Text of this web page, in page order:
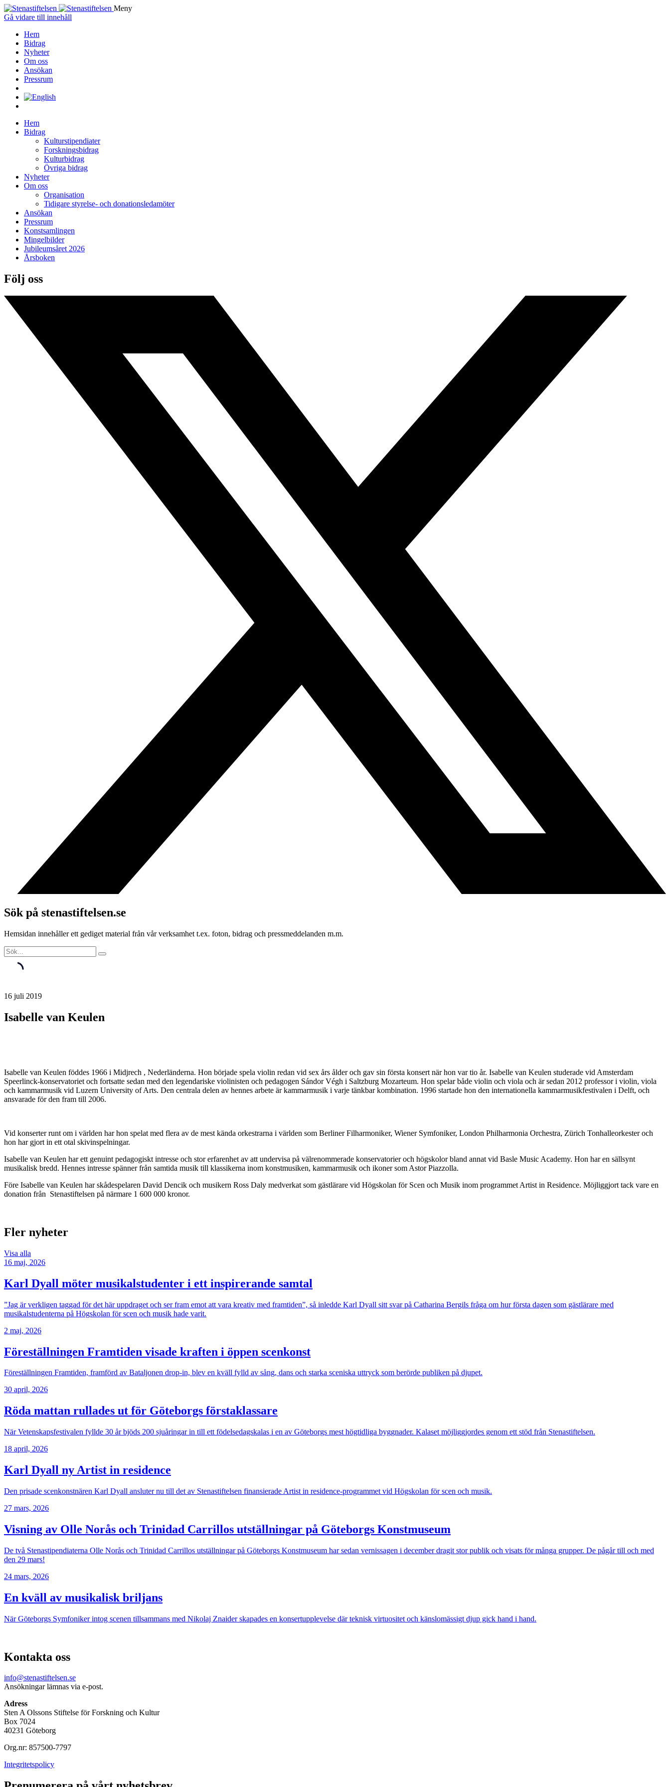
Meny
Gå vidare till innehåll
Hem
Bidrag
Nyheter
Om oss
Ansökan
Pressrum
Hem
Bidrag
Kulturstipendiater
Forskningsbidrag
Kulturbidrag
Övriga bidrag
Nyheter
Om oss
Organisation
Tidigare styrelse- och donationsledamöter
Ansökan
Pressrum
Konstsamlingen
Mingelbilder
Jubileumsåret 2026
Årsboken
Följ oss
Sök på stenastiftelsen.se
Hemsidan innehåller ett gediget material från vår verksamhet t.ex. foton, bidrag och pressmeddelanden m.m.
16 juli 2019
Isabelle van Keulen
Isabelle van Keulen föddes 1966 i Midjrech , Nederländerna. Hon började spela violin redan vid sex års ålder och gav sin första konsert när hon var tio år. Isabelle van Keulen studerade vid Amsterdam
Speerlinck-konservatoriet och fortsatte sedan med den legendariske violinisten och pedagogen Sándor Végh i Saltzburg Mozarteum. Hon spelar både violin och viola och är sedan 2012 professor i violin, viola
och kammarmusik vid Luzern University of Arts. Den centrala delen av hennes arbete är kammarmusik i varje tänkbar kombination. 1996 startade hon den internationella kammarmusikfestivalen i Delft, och
ansvarade för den fram till 2006.
Vid konserter runt om i världen har hon spelat med flera av de mest kända orkestrarna i världen som Berliner Filharmoniker, Wiener Symfoniker, London Philharmonia Orchestra, Zürich Tonhalleorkester och
hon har gjort in ett otal skivinspelningar.
Isabelle van Keulen har ett genuint pedagogiskt intresse och stor erfarenhet av att undervisa på välrenommerade konservatorier och högskolor bland annat vid Basle Music Academy. Hon har en sällsynt
musikalisk bredd. Hennes intresse spänner från samtida musik till klassikerna inom konstmusiken, kammarmusik och ikoner som Astor Piazzolla.
Före Isabelle van Keulen har skådespelaren David Dencik och musikern Ross Daly medverkat som gästlärare vid Högskolan för Scen och Musik inom programmet Artist in Residence. Möjliggjort tack vare en
donation från Stenastiftelsen på närmare 1 600 000 kronor.
Fler nyheter
Visa alla
16 maj, 2026
Karl Dyall möter musikalstudenter i ett inspirerande samtal
”Jag är verkligen taggad för det här uppdraget och ser fram emot att vara kreativ med framtiden”, så inledde Karl Dyall sitt svar på Catharina Bergils fråga om hur första dagen som gästlärare med
musikalstudenterna på Högskolan för scen och musik hade varit.
2 maj, 2026
Föreställningen Framtiden visade kraften i öppen scenkonst
Föreställningen Framtiden, framförd av Bataljonen drop-in, blev en kväll fylld av sång, dans och starka sceniska uttryck som berörde publiken på djupet.
30 april, 2026
Röda mattan rullades ut för Göteborgs förstaklassare
När Vetenskapsfestivalen fyllde 30 år bjöds 200 sjuåringar in till ett födelsedagskalas i en av Göteborgs mest högtidliga byggnader. Kalaset möjliggjordes genom ett stöd från Stenastiftelsen.
18 april, 2026
Karl Dyall ny Artist in residence
Den prisade scenkonstnären Karl Dyall ansluter nu till det av Stenastiftelsen finansierade Artist in residence-programmet vid Högskolan för scen och musik.
27 mars, 2026
Visning av Olle Norås och Trinidad Carrillos utställningar på Göteborgs Konstmuseum
De två Stenastipendiaterna Olle Norås och Trinidad Carrillos utställningar på Göteborgs Konstmuseum har sedan vernissagen i december dragit stor publik och visats för många grupper. De pågår till och med
den 29 mars!
24 mars, 2026
En kväll av musikalisk briljans
När Göteborgs Symfoniker intog scenen tillsammans med Nikolaj Znaider skapades en konsertupplevelse där teknisk virtuositet och känslomässigt djup gick hand i hand.
Kontakta oss
info@stenastiftelsen.se
Ansökningar lämnas via e-post.
Adress
Sten A Olssons Stiftelse för Forskning och Kultur
Box 7024
40231 Göteborg
Org.nr: 857500-7797
Integritetspolicy